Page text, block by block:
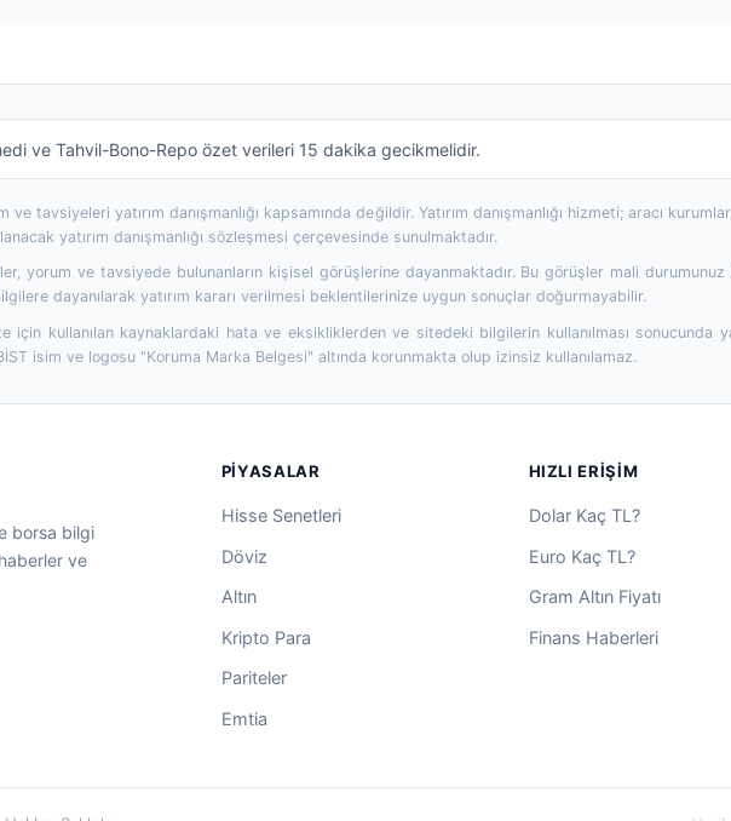
ve Tahvil-Bono-Repo özet verileri 15 dakika gecikmelidir.
ve tavsiyeleri yatırım danışmanlığı kapsamında değildir. Yatırım danışmanlığı hizmeti; aracı
yatırım danışmanlığı sözleşmesi çerçevesinde sunulmaktadır.
yorum ve tavsiyede bulunanların kişisel görüşlerine dayanmaktadır. Bu görüşler mali
dayanılarak yatırım kararı verilmesi beklentilerinize uygun sonuçlar doğurmayabilir.
kullanılan kaynaklardaki hata ve eksikliklerden ve sitedeki bilgilerin kullanılması sonucunda
isim ve logosu "Koruma Marka Belgesi" altında korunmakta olup izinsiz kullanılamaz.
borsa bilgi
ve
PIYASALAR
Hisse Senetleri
Döviz
Altın
Kripto Para
Pariteler
Emtia
HIZLI ERIŞIM
Dolar Kaç TL?
Euro Kaç TL?
Gram Altın Fiyatı
Finans Haberleri